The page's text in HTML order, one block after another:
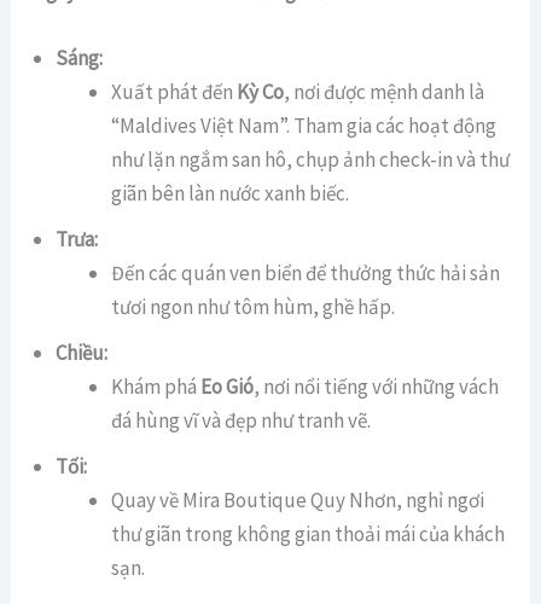
Sáng:
Xuất phát đến Kỳ Co, nơi được mệnh danh là
“Maldives Việt Nam”. Tham gia các hoạt động
như lặn ngắm san hô, chụp ảnh check-in và thư
giãn bên làn nước xanh biếc.
Trưa:
Đến các quán ven biển để thưởng thức hải sản
tươi ngon như tôm hùm, ghề hấp.
Chiều:
Khám phá Eo Gió, nơi nổi tiếng với những vách
đá hùng vĩ và đẹp như tranh vẽ.
Tối:
Quay về Mira Boutique Quy Nhơn, nghỉ ngơi
thư giãn trong không gian thoải mái của khách
sạn.